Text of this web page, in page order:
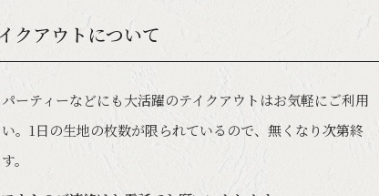
クアウトについて
ーティーなどにも大活躍のテイクアウトはお気軽にご利用
い。1日の生地の枚数が限られているので、無くなり次第終
。